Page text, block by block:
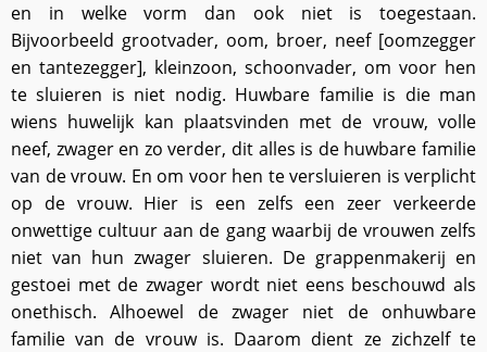
en in welke vorm dan ook niet is toegestaan.
Bijvoorbeeld grootvader, oom, broer, neef [oomzegger
en tantezegger], kleinzoon, schoonvader, om voor hen
te sluieren is niet nodig. Huwbare familie is die man
wiens huwelijk kan plaatsvinden met de vrouw, volle
neef, zwager en zo verder, dit alles is de huwbare familie
van de vrouw. En om voor hen te versluieren is verplicht
op de vrouw. Hier is een zelfs een zeer verkeerde
onwettige cultuur aan de gang waarbij de vrouwen zelfs
niet van hun zwager sluieren. De grappenmakerij en
gestoei met de zwager wordt niet eens beschouwd als
onethisch. Alhoewel de zwager niet de onhuwbare
familie van de vrouw is. Daarom dient ze zichzelf te